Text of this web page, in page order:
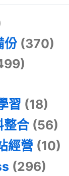
份 (370)
習 (18)
整合(56)
經營 (10)
(296)